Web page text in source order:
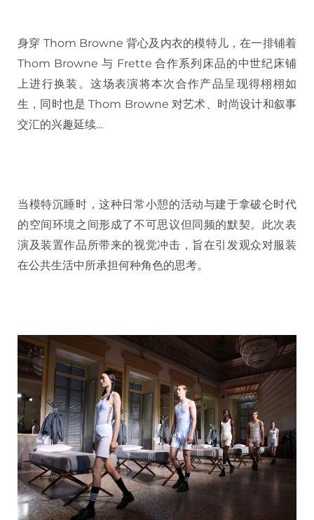
身穿 Thom Browne 背心及内衣的模特儿，在一排铺着
Thom Browne 与 Frette 合作系列床品的中世纪床铺
上进行换装。这场表演将本次合作产品呈现得栩栩如
生，同时也是 Thom Browne 对艺术、时尚设计和叙事
交汇的兴趣延续…
当模特沉睡时，这种日常小憩的活动与建于拿破仑时代
的空间环境之间形成了不可思议但同频的默契。此次表
演及装置作品所带来的视觉冲击，旨在引发观众对服装
在公共生活中所承担何种角色的思考。